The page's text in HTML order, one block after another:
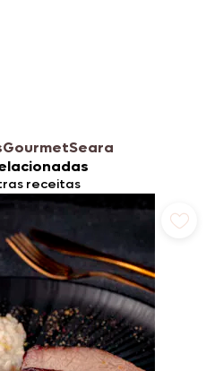
GourmetSeara
receitas